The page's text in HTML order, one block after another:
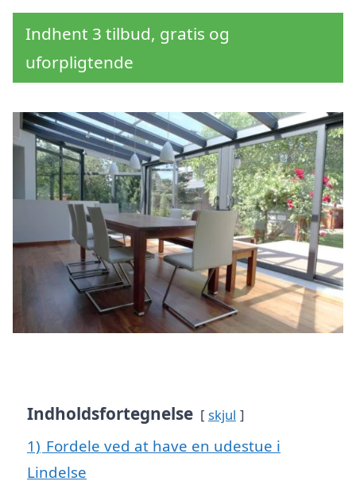
Indhent 3 tilbud, gratis og
uforpligtende
Indholdsfortegnelse skjul
1) Fordele ved at have en udestue i
Lindelse